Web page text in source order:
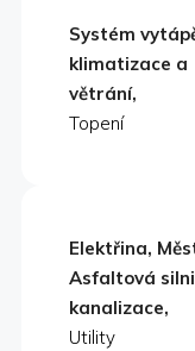
Systém
klimatizace a
větrání,
Topení
Elektřina,
Asfaltová
kanalizace,
Utility